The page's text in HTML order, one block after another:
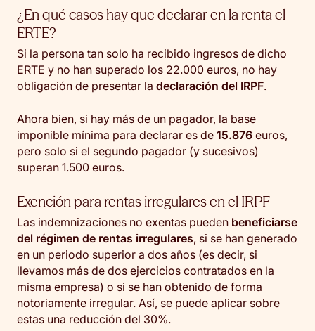
¿En qué casos hay que declarar en la renta el
ERTE?
Si la persona tan solo ha recibido ingresos de dicho
ERTE y no han superado los 22.000 euros, no hay
obligación de presentar la declaración del IRPF.
Ahora bien, si hay más de un pagador, la base
imponible mínima para declarar es de 15.876 euros,
pero solo si el segundo pagador (y sucesivos)
superan 1.500 euros.
Exención para rentas irregulares en el IRPF
Las indemnizaciones no exentas pueden beneficiarse
del régimen de rentas irregulares, si se han generado
en un periodo superior a dos años (es decir, si
llevamos más de dos ejercicios contratados en la
misma empresa) o si se han obtenido de forma
notoriamente irregular. Así, se puede aplicar sobre
estas una reducción del 30%.